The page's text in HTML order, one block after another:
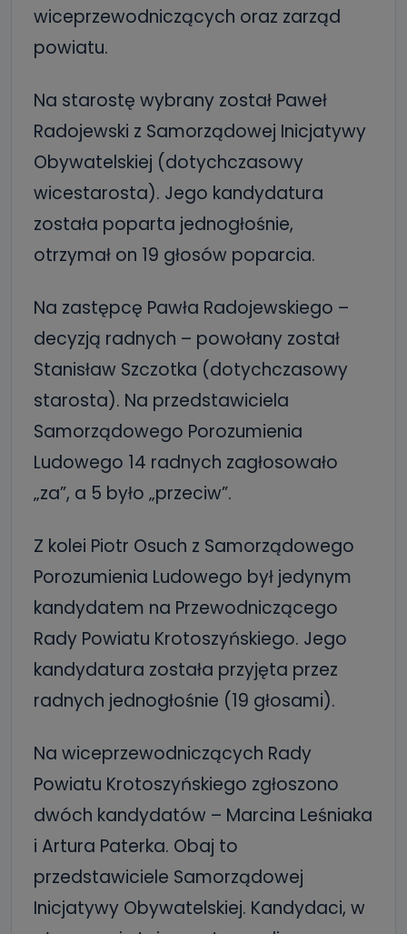
wiceprzewodniczących oraz zarząd
powiatu.
Na starostę wybrany został Paweł
Radojewski z Samorządowej Inicjatywy
Obywatelskiej (dotychczasowy
wicestarosta). Jego kandydatura
została poparta jednogłośnie,
otrzymał on 19 głosów poparcia.
Na zastępcę Pawła Radojewskiego –
decyzją radnych – powołany został
Stanisław Szczotka (dotychczasowy
starosta). Na przedstawiciela
Samorządowego Porozumienia
Ludowego 14 radnych zagłosowało
„za”, a 5 było „przeciw”.
Z kolei Piotr Osuch z Samorządowego
Porozumienia Ludowego był jedynym
kandydatem na Przewodniczącego
Rady Powiatu Krotoszyńskiego. Jego
kandydatura została przyjęta przez
radnych jednogłośnie (19 głosami).
Na wiceprzewodniczących Rady
Powiatu Krotoszyńskiego zgłoszono
dwóch kandydatów – Marcina Leśniaka
i Artura Paterka. Obaj to
przedstawiciele Samorządowej
Inicjatywy Obywatelskiej. Kandydaci, w